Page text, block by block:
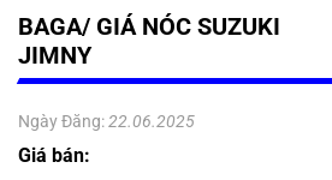
BAGA/ GIÁ NÓC SUZUKI
JIMNY
Ngày Đăng: 22.06.2025
Giá bán: